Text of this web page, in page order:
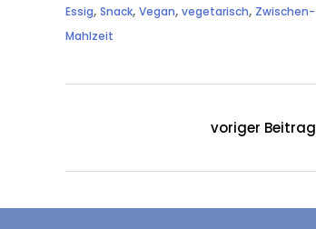
Essig, Snack, Vegan, vegetarisch, Zwischen-
Mahlzeit
voriger Beitrag